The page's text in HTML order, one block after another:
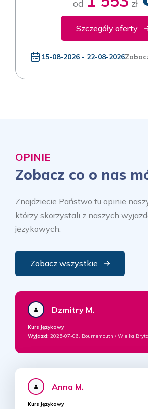
od zł
Szczegóły oferty
15-08-2026 - 22-08-2026
OPINIE
Zobacz co o nas
Znajdziecie Państwo tu opinie
którzy skorzystali z naszych
językowych.
Zobacz wszystkie
Dzmitry M.
Kurs językowy
Wyjazd: 2025-07-06, Bournemouth / Wielka
Anna M.
Kurs językowy